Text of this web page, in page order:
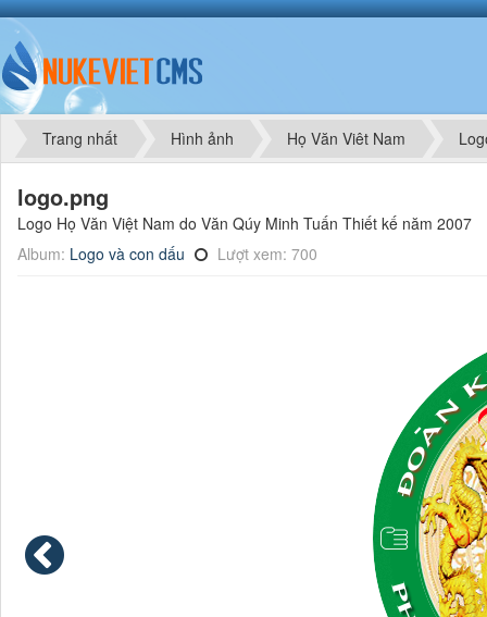
Trang nhất Hình ảnh Họ Văn Viêt Nam
logo.png
Logo Họ Văn Việt Nam do Văn Qúy Minh Tuấn Thiết kế năm 2007
Album: Logo và con dấu Lượt xem: 700